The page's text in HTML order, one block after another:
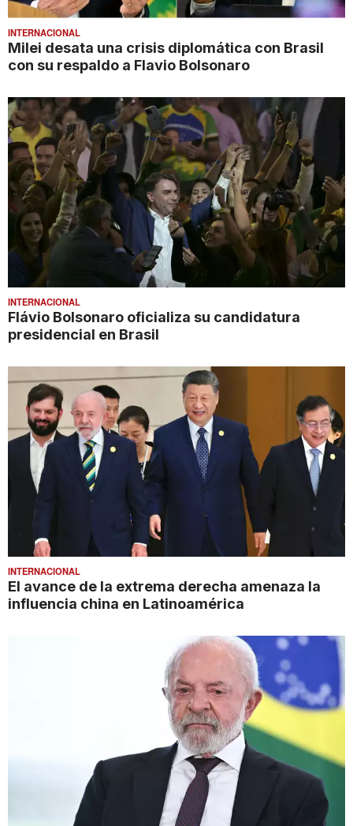
INTERNACIONAL
Milei desata una crisis diplomática con Brasil
con su respaldo a Flavio Bolsonaro
INTERNACIONAL
Flávio Bolsonaro oficializa su candidatura
presidencial en Brasil
INTERNACIONAL
El avance de la extrema derecha amenaza la
influencia china en Latinoamérica